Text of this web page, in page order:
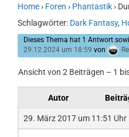
Home› Foren › Phantastik›
Schlagwörter: Dark Fantasy,
Dieses Thema hat 1 Antwort
29.12.2024 um 18:59 von
Ansicht von 2 Beiträgen – 1
Autor
29. März 2017 um 11:51 Uhr